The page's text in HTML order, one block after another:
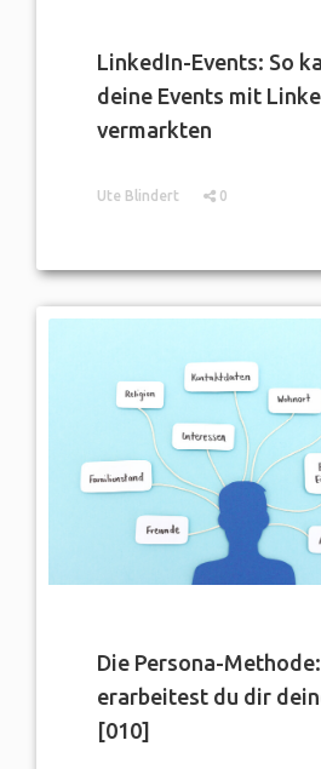
LinkedIn-Events: So
deine Events mit
vermarkten
Ute Blindert 0
Die Persona-
erarbeitest du dir
[010]